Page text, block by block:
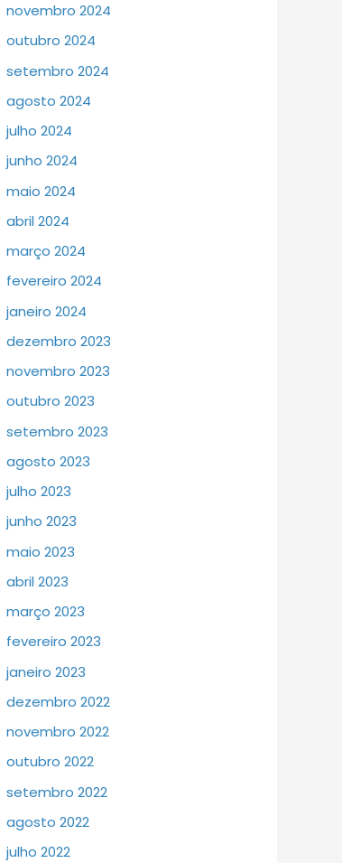
novembro 2024
outubro 2024
setembro 2024
agosto 2024
julho 2024
junho 2024
maio 2024
abril 2024
março 2024
fevereiro 2024
janeiro 2024
dezembro 2023
novembro 2023
outubro 2023
setembro 2023
agosto 2023
julho 2023
junho 2023
maio 2023
abril 2023
março 2023
fevereiro 2023
janeiro 2023
dezembro 2022
novembro 2022
outubro 2022
setembro 2022
agosto 2022
julho 2022